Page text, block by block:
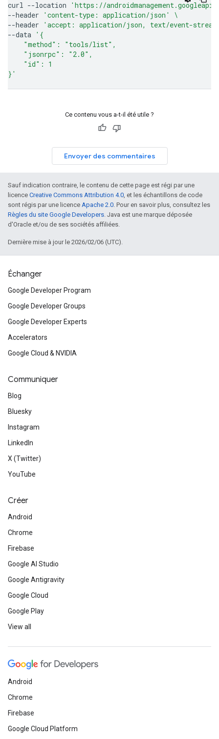
curl --location
'https://
--header
'content-type: application/json'
\
--header
'accept: application/json, text/event-
--data '{
    "method": "tools/list",
    "jsonrpc": "2.0",
    "id": 1
}'
Ce contenu vous a-t-il été utile ?
Envoyer des commentaires
Sauf indication contraire, le contenu de cette page est régi par une
licence Creative Commons Attribution 4.0, et les échantillons de code
sont régis par une licence Apache 2.0. Pour en savoir plus, consultez les
Règles du site Google Developers. Java est une marque déposée
d'Oracle et/ou de ses sociétés affiliées.
Dernière mise à jour le 2026/02/06 (UTC).
Échanger
Google Developer Program
Google Developer Groups
Google Developer Experts
Accelerators
Google Cloud & NVIDIA
Communiquer
Blog
Bluesky
Instagram
LinkedIn
X (Twitter)
YouTube
Créer
Android
Chrome
Firebase
Google AI Studio
Google Antigravity
Google Cloud
Google Play
View all
Android
Chrome
Firebase
Google Cloud Platform